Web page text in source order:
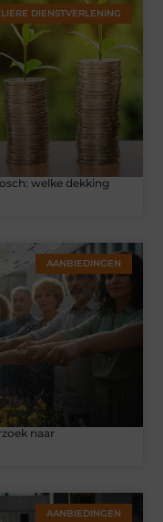
DIENSTVERLENING
welke dekking
AANBIEDINGEN
naar
AANBIEDINGEN